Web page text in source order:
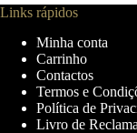
Links rápidos
Minha conta
Carrinho
Contactos
Termos e
Política de
Livro de